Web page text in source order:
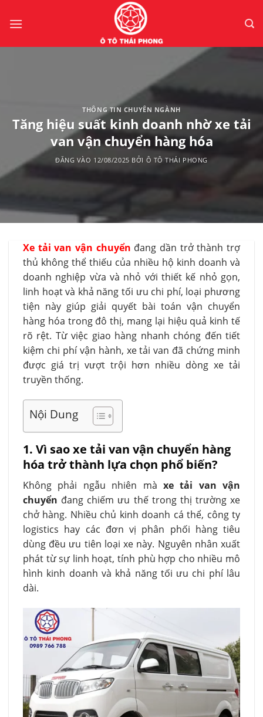
qua
dung
THÔNG TIN CHUYÊN NGÀNH
Tăng hiệu suất kinh doanh nhờ xe tải
van vận chuyển hàng hóa
ĐĂNG VÀO 12/08/2025 BỞI Ô TÔ THÁI PHONG
Xe tải van vận chuyển đang dần trở thành trợ
thủ không thể thiếu của nhiều hộ kinh doanh và
doanh nghiệp vừa và nhỏ với thiết kế nhỏ gọn,
linh hoạt và khả năng tối ưu chi phí, loại phương
tiện này giúp giải quyết bài toán vận chuyển
hàng hóa trong đô thị, mang lại hiệu quả kinh tế
rõ rệt. Từ việc giao hàng nhanh chóng đến tiết
kiệm chi phí vận hành, xe tải van đã chứng minh
được giá trị vượt trội hơn nhiều dòng xe tải
truyền thống.
Nội Dung
1. Vì sao xe tải van vận chuyển hàng
hóa trở thành lựa chọn phổ biến?
Không phải ngẫu nhiên mà xe tải van vận
chuyển đang chiếm ưu thế trong thị trường xe
chở hàng. Nhiều chủ kinh doanh cá thể, công ty
logistics hay các đơn vị phân phối hàng tiêu
dùng đều ưu tiên loại xe này. Nguyên nhân xuất
phát từ sự linh hoạt, tính phù hợp cho nhiều mô
hình kinh doanh và khả năng tối ưu chi phí lâu
dài.